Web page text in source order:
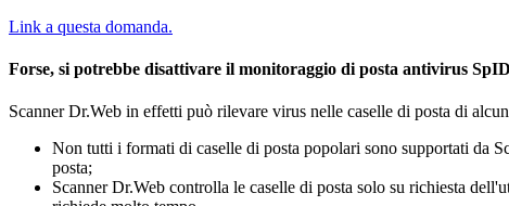
Link a questa domanda.
Forse, si potrebbe disattivare il monitoraggio di posta antivirus
Scanner Dr.Web in effetti può rilevare virus nelle caselle di posta di
Non tutti i formati di caselle di posta popolari sono supportati da
posta;
Scanner Dr.Web controlla le caselle di posta solo su richiesta